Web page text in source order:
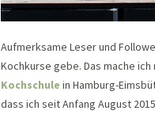
Aufmerksame Leser und
Kochkurse gebe. Das mache
Kochschule in Hamburg-
dass ich seit Anfang August